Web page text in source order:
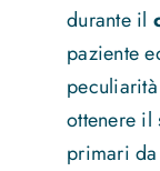
durante il
paziente
ottenere il
primari